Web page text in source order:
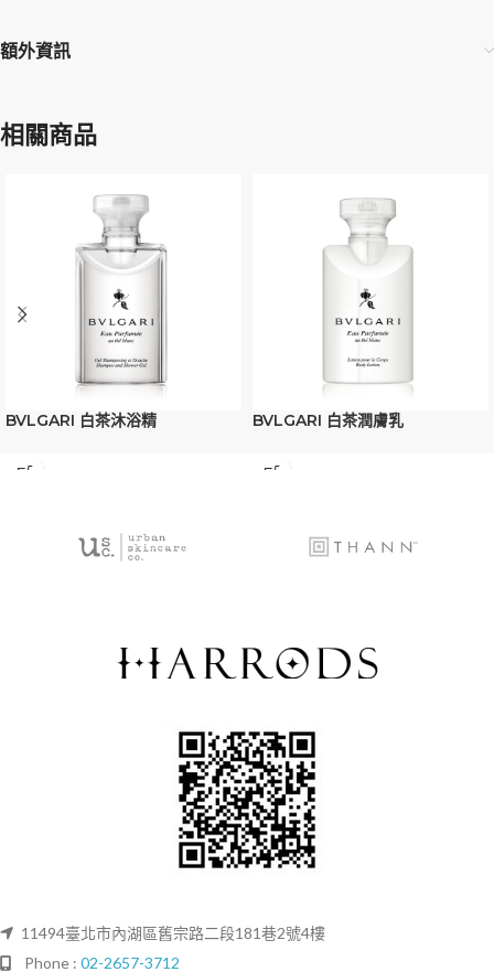
額外資訊
相關商品
BVLGARI 白茶沐浴精 BVLGARI 白茶潤膚乳
11494臺北市內湖區舊宗路二段181巷2號4樓
Phone : 02-2657-3712